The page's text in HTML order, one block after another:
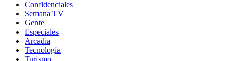
Confidenciales
Semana TV
Gente
Especiales
Arcadia
Tecnología
Turismo